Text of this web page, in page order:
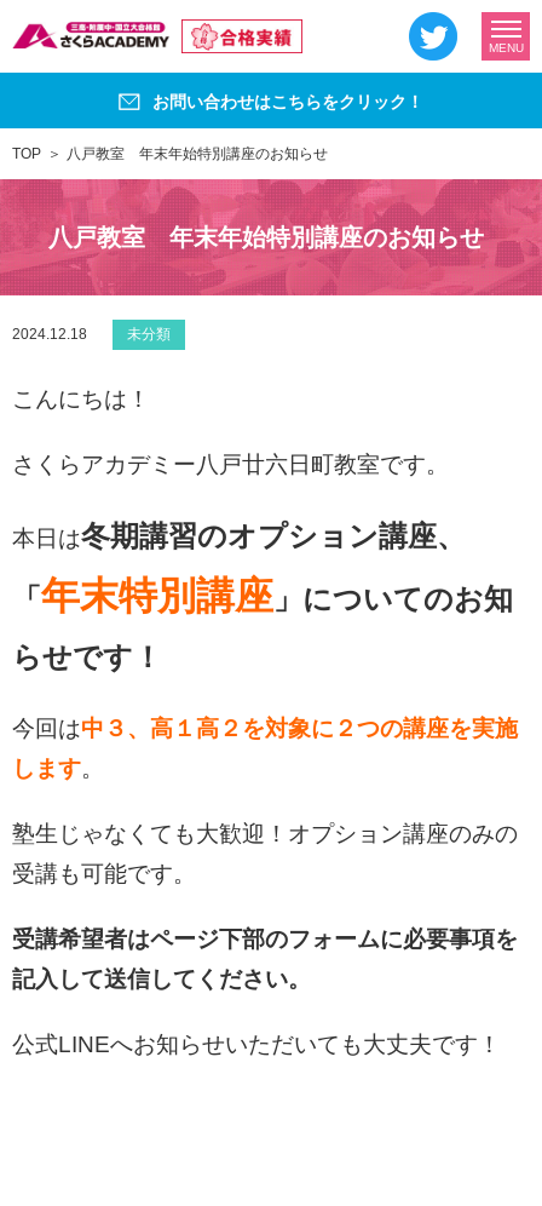
MENU
お問い合わせはこちらをクリック！
TOP 八戸教室 年末年始特別講座のお知らせ
八戸教室 年末年始特別講座のお知らせ
2024.12.18 未分類
こんにちは！
さくらアカデミー八戸廿六日町教室です。
本日は冬期講習のオプション講座、
「 年末特別講座 」についてのお知
らせです！
今回は中３、高１高２を対象に２つの講座を実施
します。
塾生じゃなくても大歓迎！オプション講座のみの
受講も可能です。
受講希望者はページ下部のフォームに必要事項を
記入して送信してください。
公式LINEへお知らせいただいても大丈夫です！